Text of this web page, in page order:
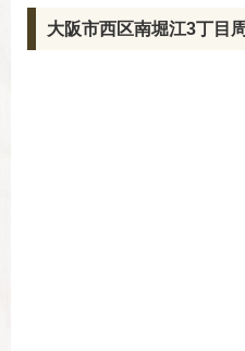
大阪市西区南堀江3丁目